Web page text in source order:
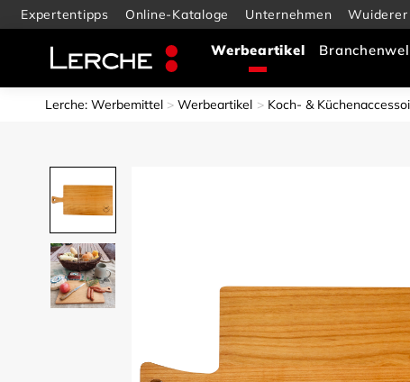
Expertentipps Online-Kataloge Unternehmen Wuiderer
Lerche: Werbemittel Werbeartikel Koch- &